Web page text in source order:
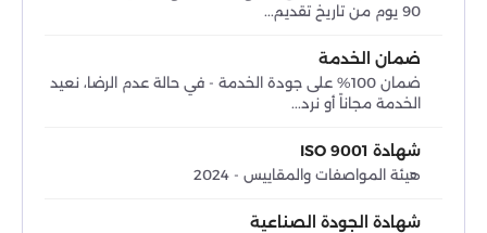
90 يوم من تاريخ تقديم...
ضمان الخدمة
ضمان 100% على جودة الخدمة - في حالة عدم الرضا، نعيد
الخدمة مجاناً أو نرد...
شهادة ISO 9001
هيئة المواصفات والمقاييس - 2024
شهادة الجودة الصناعية